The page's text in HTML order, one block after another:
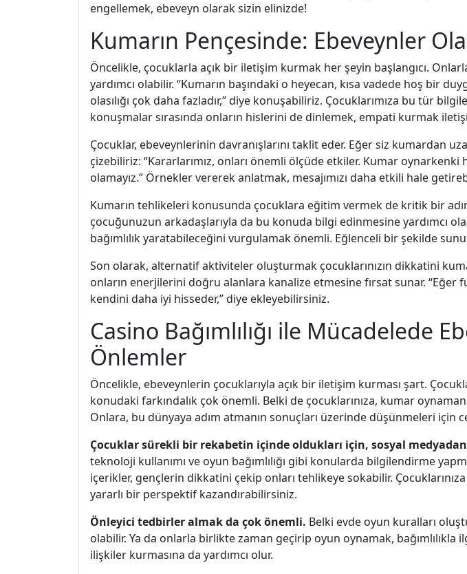
engellemek, ebeveyn olarak sizin elinizde!
Kumarın Pençesinde: Ebeveynler
Öncelikle, çocuklarla açık bir iletişim kurmak her şeyin başlangıcı.
yardımcı olabilir. “Kumarın başındaki o heyecan, kısa vadede hoş bir
olasılığı çok daha fazladır,” diye konuşabiliriz. Çocuklarımıza bu tür
konuşmalar sırasında onların hislerini de dinlemek, empati kurmak
Çocuklar, ebeveynlerinin davranışlarını taklit eder. Eğer siz kumardan
çizebiliriz: “Kararlarımız, onları önemli ölçüde etkiler. Kumar
olamayız.” Örnekler vererek anlatmak, mesajımızı daha etkili hale
Kumarın tehlikeleri konusunda çocuklara eğitim vermek de kritik bir
çocuğunuzun arkadaşlarıyla da bu konuda bilgi edinmesine yardımcı
bağımlılık yaratabileceğini vurgulamak önemli. Eğlenceli bir şekilde
Son olarak, alternatif aktiviteler oluşturmak çocuklarınızın dikkatini
onların enerjilerini doğru alanlara kanalize etmesine fırsat sunar. “Eğer
kendini daha iyi hisseder,” diye ekleyebilirsiniz.
Casino Bağımlılığı ile Mücadelede
Önlemler
Öncelikle, ebeveynlerin çocuklarıyla açık bir iletişim kurması şart.
konudaki farkındalık çok önemli. Belki de çocuklarınıza, kumar
Onlara, bu dünyaya adım atmanın sonuçları üzerinde düşünmeleri için
Çocuklar sürekli bir rekabetin içinde oldukları için, sosyal
teknoloji kullanımı ve oyun bağımlılığı gibi konularda bilgilendirme
içerikler, gençlerin dikkatini çekip onları tehlikeye sokabilir.
yararlı bir perspektif kazandırabilirsiniz.
Önleyici tedbirler almak da çok önemli. Belki evde oyun kuralları
olabilir. Ya da onlarla birlikte zaman geçirip oyun oynamak, bağımlılıkla
ilişkiler kurmasına da yardımcı olur.